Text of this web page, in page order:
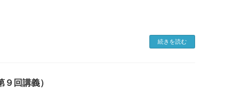
続きを読む
回講義）